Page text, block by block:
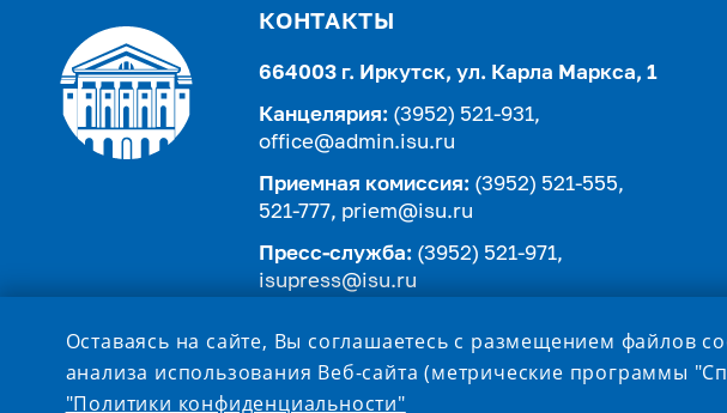
КОНТАКТЫ
664003 г. Иркутск, ул. Карла Маркса, 1
Канцелярия: (3952) 521-931,
office@admin.isu.ru
Приемная комиссия: (3952) 521-555,
521-777, priem@isu.ru
Пресс-служба: (3952) 521-971,
isupress@isu.ru
Оставаясь на сайте, Вы соглашаетесь с размещением файлов
анализа использования Веб-сайта (метрические программы
"Политики конфиденциальности"